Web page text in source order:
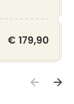
€ 179,90